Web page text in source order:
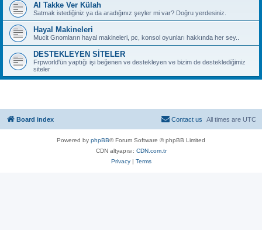
Al Takke Ver Külah
Satmak istediğiniz ya da aradığınız şeyler mi var? Doğru yerdesiniz.
Hayal Makineleri
Mucit Gnomların hayal makineleri, pc, konsol oyunları hakkında her sey..
DESTEKLEYEN SİTELER
Frpworld'ün yaptığı işi beğenen ve destekleyen ve bizim de desteklediğimiz
siteler
Board index All times are UTC
Contact us
Powered by phpBB® Forum Software © phpBB Limited
CDN altyapısı: CDN.com.tr
Privacy| Terms